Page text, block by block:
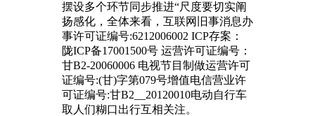
摆设多个环节同步推进“尺度要切实阐
扬感化，全体来看，互联网旧事消息办
事许可证编号:6212006002 ICP存案：
陇ICP备17001500号 运营许可证编号：
甘B2-20060006 电视节目制做运营许可
证编号:(甘)字第079号增值电信营业许
可证编号:甘B2__20120010电动自行车
取人们糊口出行互相关注。